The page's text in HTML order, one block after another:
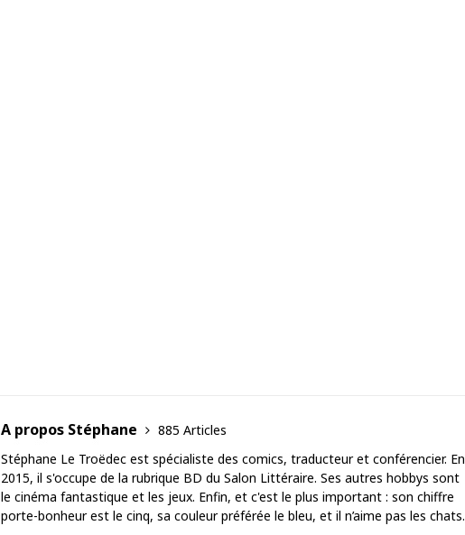
A propos Stéphane
885 Articles
Stéphane Le Troëdec est spécialiste des comics, traducteur et conférencier. En
2015, il s'occupe de la rubrique BD du Salon Littéraire. Ses autres hobbys sont
le cinéma fantastique et les jeux. Enfin, et c'est le plus important : son chiffre
porte-bonheur est le cinq, sa couleur préférée le bleu, et il n’aime pas les chats.